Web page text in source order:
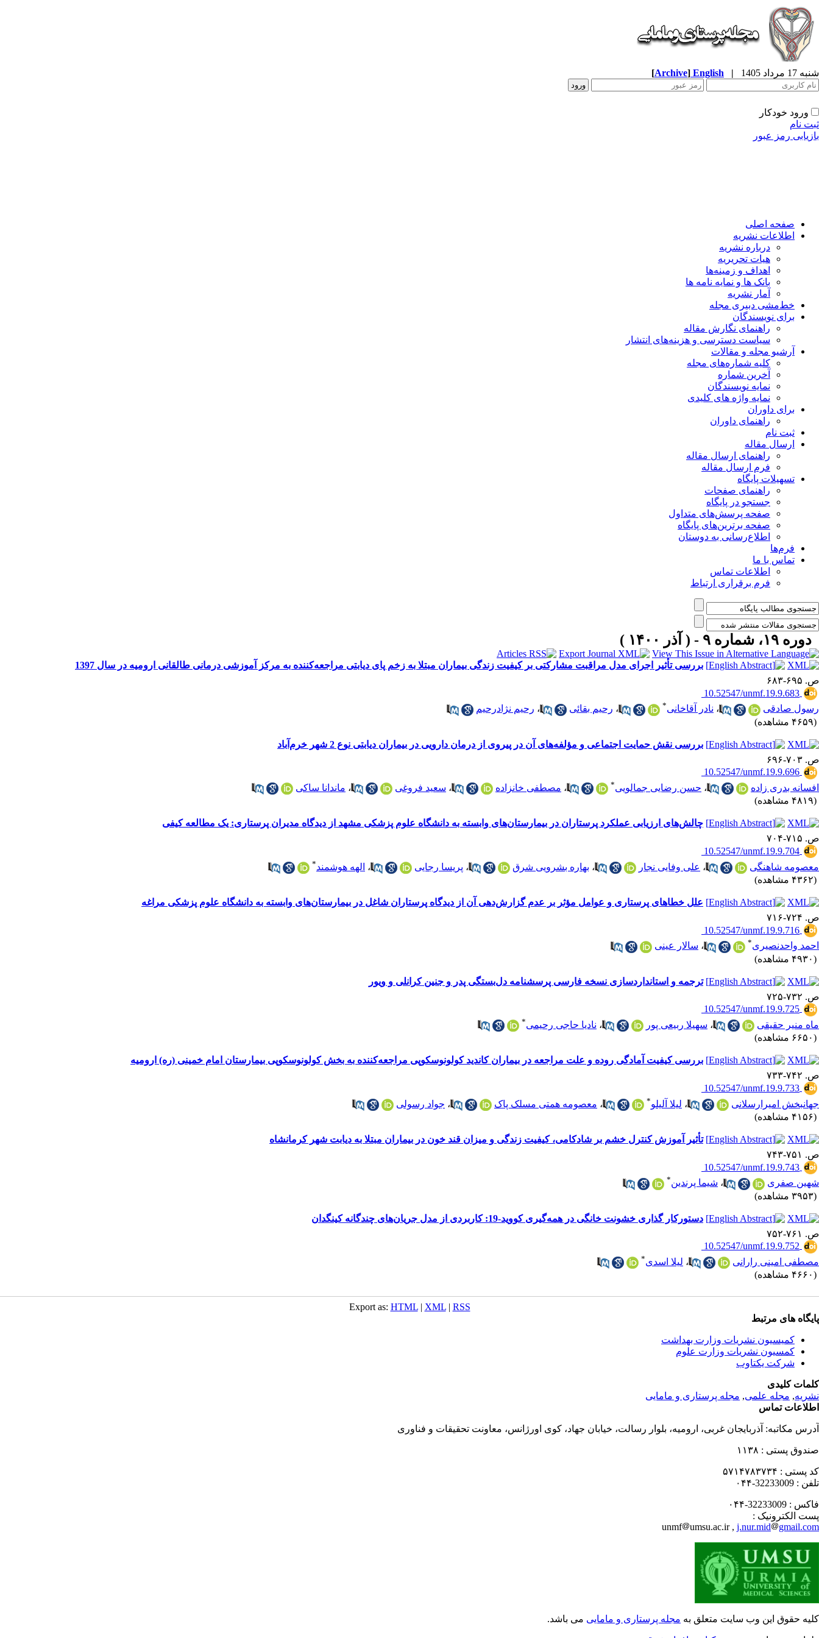
شنبه 17 مرداد 1405 |
English
[Archive]
ورود خودکار
ثبت نام
بازیابی رمز عبور
صفحه اصلی
اطلاعات نشریه
درباره نشریه
هیات تحریریه
اهداف و زمینه‌ها
بانک ها و نمایه نامه ها
آمار نشریه
خط‌مشی دبیری مجله
برای نویسندگان
راهنمای نگارش مقاله
سیاست دسترسی و هزینه‌های انتشار
آرشیو مجله و مقالات
کلیه شماره‌های مجله
آخرین شماره
نمایه نویسندگان
نمایه واژه های کلیدی
برای داوران
راهنمای داوران
ثبت نام
ارسال مقاله
راهنمای ارسال مقاله
فرم ارسال مقاله
تسهیلات پایگاه
راهنمای صفحات
جستجو در پایگاه
صفحه پرسش‌های متداول
صفحه برترین‌های پایگاه
اطلاع‌رسانی به دوستان
فرم‌ها
تماس با ما
اطلاعات تماس
فرم برقراری ارتباط
دوره ۱۹، شماره ۹ - ( آذر ۱۴۰۰ )
بررسی تأثیر اجرای مدل مراقبت مشارکتی بر کیفیت زندگی بیماران مبتلا به زخم پای دیابتی مراجعه‌کننده به مرکز آموزشی درمانی طالقانی ارومیه در سال 1397
ص. ۶۹۵-۶۸۳
‎ 10.52547/unmf.19.9.683
رسول صادقی
، نادر آقاخانی* ، رحیم بقائی ، رحیم نژادرحیم
(۴۶۵۹ مشاهده)
بررسی نقش حمایت اجتماعی و مؤلفه‌های آن در پیروی از درمان دارویی در بیماران دیابتی نوع 2 شهر خرم‌آباد
ص. ۷۰۳-۶۹۶
‎ 10.52547/unmf.19.9.696
افسانه بدری زاده
، حسن رضایی جمالویی* ، مصطفی خانزاده ، سعید فروغی ، ماندانا ساکی
(۴۸۱۹ مشاهده)
چالش‌های ارزیابی عملکرد پرستاران در بیمارستان‌های وابسته به دانشگاه علوم پزشکی مشهد از دیدگاه مدیران پرستاری: یک مطالعه کیفی
ص. ۷۱۵-۷۰۴
‎ 10.52547/unmf.19.9.704
معصومه شاهنگی
، علی وفایی نجار ، بهاره بشرویی شرق ، پریسا رجایی ، الهه هوشمند*
(۴۳۶۲ مشاهده)
علل خطاهای پرستاری و عوامل مؤثر بر عدم گزارش‌دهی آن از دیدگاه پرستاران شاغل در بیمارستان‌های وابسته به دانشگاه علوم پزشکی مراغه
ص. ۷۲۴-۷۱۶
‎ 10.52547/unmf.19.9.716
احمد واحدنصیری* ، سالار عینی
(۴۹۳۰ مشاهده)
ترجمه و استانداردسازی نسخه فارسی پرسشنامه دل‌بستگی پدر و جنین کرانلی و ویور
ص. ۷۳۲-۷۲۵
‎ 10.52547/unmf.19.9.725
ماه منیر حقیقی
، سهیلا ربیعی پور ، نادیا حاجی رحیمی*
(۶۶۵۰ مشاهده)
بررسی کیفیت آمادگی روده و علت مراجعه در بیماران کاندید کولونوسکوپی مراجعه‌کننده به بخش کولونوسکوپی بیمارستان امام خمینی (ره) ارومیه
ص. ۷۴۲-۷۳۳
‎ 10.52547/unmf.19.9.733
جهانبخش امیرارسلانی
، لیلا آلیلو* ، معصومه همتی مسلک پاک ، جواد رسولی
(۴۱۵۶ مشاهده)
تأثیر آموزش کنترل خشم بر شادکامی، کیفیت زندگی و میزان قند خون در بیماران مبتلا به دیابت شهر کرمانشاه
ص. ۷۵۱-۷۴۳
‎ 10.52547/unmf.19.9.743
شهین صفری
، شیما پرندین*
(۳۹۵۳ مشاهده)
دستورکار گذاری خشونت خانگی در همه‌گیری کووید-19: کاربردی از مدل جریان‌های چندگانه کینگدان
ص. ۷۶۱-۷۵۲
‎ 10.52547/unmf.19.9.752
مصطفی امینی رارانی
، لیلا اسدی*
(۴۶۶۰ مشاهده)
Export as: HTML| XML| RSS
پایگاه های مرتبط
کمیسیون نشریات وزارت بهداشت
کمسیون نشریات وزارت علوم
شرکت یکتاوب
کلمات کلیدی
نشریه, مجله علمی, مجله پرستاری و مامایی
اطلاعات تماس
آدرس مکاتبه: آذربایجان غربی، ارومیه، بلوار رسالت، خیابان جهاد، کوی اورژانس، معاونت تحقیقات و فناوری
صندوق پستی : ۱۱۳۸
کد پستی : ۵۷۱۴۷۸۳۷۳۴
تلفن : 32233009-۰۴۴
فاکس : 32233009-۰۴۴
پست الکترونیک :
unmf
umsu.ac.ir , j.nur.mid gmail.com
کلیه حقوق این وب سایت متعلق به مجله پرستاری و مامایی می باشد.